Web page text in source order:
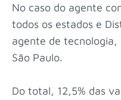
No caso do agente
todos os estados e
agente de tecnologia,
São Paulo.
Do total, 12,5% das